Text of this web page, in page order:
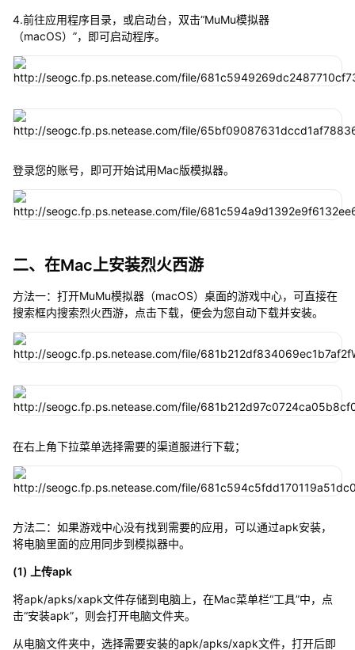
4.前往应用程序目录，或启动台，双击“MuMu模拟器
（macOS）”，即可启动程序。
登录您的账号，即可开始试用Mac版模拟器。
二、在Mac上安装烈火西游
方法一：打开MuMu模拟器（macOS）桌面的游戏中心，可直接在
搜索框内搜索烈火西游，点击下载，便会为您自动下载并安装。
在右上角下拉菜单选择需要的渠道服进行下载；
方法二：如果游戏中心没有找到需要的应用，可以通过apk安装，
将电脑里面的应用同步到模拟器中。
(1) 上传apk
将apk/apks/xapk文件存储到电脑上，在Mac菜单栏“工具”中，点
击“安装apk”，则会打开电脑文件夹。
从电脑文件夹中，选择需要安装的apk/apks/xapk文件，打开后即